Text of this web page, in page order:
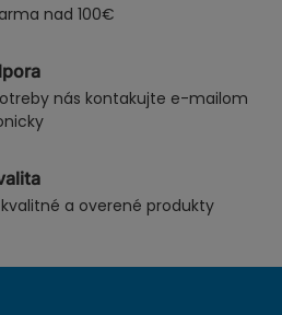
nad 100€
nás kontakujte e-mailom
a overené produkty